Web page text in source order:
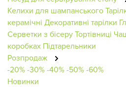
Келихи для шампанського
керамічні Декоративні тарілки
Серветки з бісеруТортівниці
коробках Підтарельники
Розпродаж
-20%-30%-40%-50%-60%
Новинки